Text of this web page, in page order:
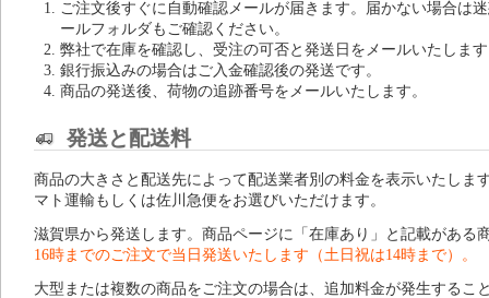
ご注文後すぐに自動確認メールが届きます。届かない場合は
ールフォルダもご確認ください。
弊社で在庫を確認し、受注の可否と発送日をメールいたしま
銀行振込みの場合はご入金確認後の発送です。
商品の発送後、荷物の追跡番号をメールいたします。
発送と配送料
商品の大きさと配送先によって配送業者別の料金を表示いたしま
マト運輸もしくは佐川急便をお選びいただけます。
滋賀県から発送します。商品ページに「在庫あり」と記載がある
16時までのご注文で当日発送いたします（土日祝は14時まで）。
大型または複数の商品をご注文の場合は、追加料金が発生するこ